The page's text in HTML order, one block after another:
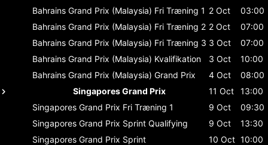
Bahrains Grand Prix (Malaysia) Fri Træning 1 2 Oct
03:00
Bahrains Grand Prix (Malaysia) Fri Træning 2 2 Oct
07:00
Bahrains Grand Prix (Malaysia) Fri Træning 3 3 Oct
07:00
Bahrains Grand Prix (Malaysia) Kvalifikation 3 Oct
10:00
Bahrains Grand Prix (Malaysia) Grand Prix 4 Oct
08:00
Singapores Grand Prix
11 Oct
13:00
Singapores Grand Prix Fri Træning 1 9 Oct
09:30
Singapores Grand Prix Sprint Qualifying 9 Oct
13:30
Singapores Grand Prix Sprint 10 Oct 10:00